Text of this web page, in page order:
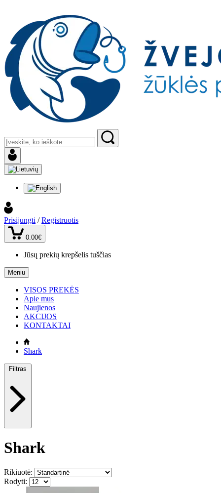
Prisijungti / Registruotis
0.00€
Jūsų prekių krepšelis tuščias
Meniu
VISOS PREKĖS
Apie mus
Naujienos
AKCIJOS
KONTAKTAI
Shark
Filtras
Shark
Rikiuotė:
Rodyti: